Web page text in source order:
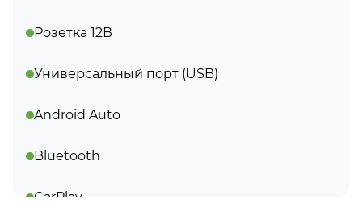
Розетка 12В
Универсальный порт (USB)
Android Auto
Bluetooth
CarPlay